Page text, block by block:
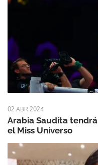
02 ABR 2024
Arabia Saudita
el Miss Universo